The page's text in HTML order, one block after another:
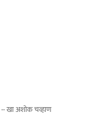
-- खा अशोक चव्हाण